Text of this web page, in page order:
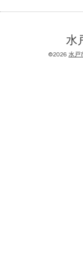
水
©2026 水戸